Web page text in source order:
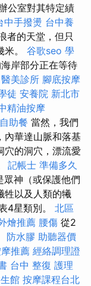
公室對其特定績
中手撥燙 台中養
者的天堂，但只
。 谷歌seo 學
岸部分正在等待
醫美診所 腳底按摩
徒 安養院 新北市
精油按摩
自助餐 當然，我們
內華達山脈和落基
穴的洞穴，漂流愛
記帳士 準備多久
眾神（或保護他們
牲以及人類的犧
4星類別。 北區
燴推薦 腰傷 從2
防水膠 助聽器價
推薦 經絡調理證
台中 整復 護理
館 按摩課程台北